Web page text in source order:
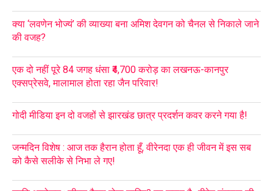
क्या ‘लवणेन भोज्यं’ की व्याख्या बना अमिश देवगन को चैनल से निकाले जाने
की वजह?
एक दो नहीं पूरे 84 जगह धंसा ₹4,700 करोड़ का लखनऊ-कानपुर
एक्सप्रेसवे, मालामाल होता रहा जैन परिवार!
गोदी मीडिया इन दो वजहों से झारखंड छात्र प्रदर्शन कवर करने गया है!
जन्मदिन विशेष : आज तक हैरान होता हूँ, वीरेनदा एक ही जीवन में इस सब
को कैसे सलीके से निभा ले गए!